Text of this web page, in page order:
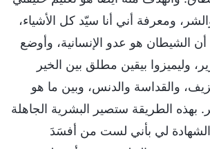
ومعرفة أني أنا سيّد كل الأشياء،
الشيطان هو عدو الإنسانية، وأوضع
وليميزوا بيقين مطلق بين الخير
والقداسة والدنس، وبين ما هو
بهذه الطريقة ستصير البشرية الجاهلة
لي بأني لست من أفسَدَ